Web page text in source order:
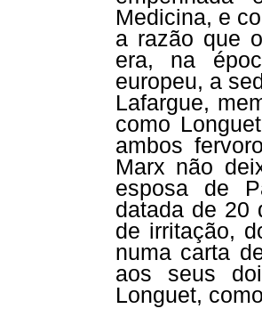
Medicina, e
a razão que
era, na
europeu, a
Lafargue,
como
ambos
Marx não
esposa de
datada de 20
de irritação,
numa carta
aos seus
Longuet,